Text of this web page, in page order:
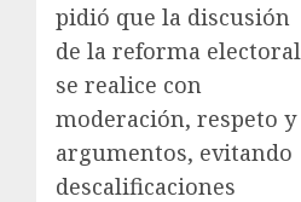
pidió que la discusión
de la reforma electoral
se realice con
moderación, respeto y
argumentos, evitando
descalificaciones